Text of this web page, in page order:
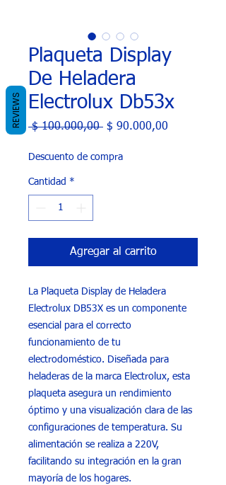
Plaqueta Display
De Heladera
Electrolux Db53x
$ 100.000,00 Precio
$ 90.000,00
Descuento de compra
Cantidad *
Agregar al carrito
La Plaqueta Display de Heladera
Electrolux DB53X es un componente
esencial para el correcto
funcionamiento de tu
electrodoméstico. Diseñada para
heladeras de la marca Electrolux, esta
plaqueta asegura un rendimiento
óptimo y una visualización clara de las
configuraciones de temperatura. Su
alimentación se realiza a 220V,
facilitando su integración en la gran
mayoría de los hogares.
REVIEWS